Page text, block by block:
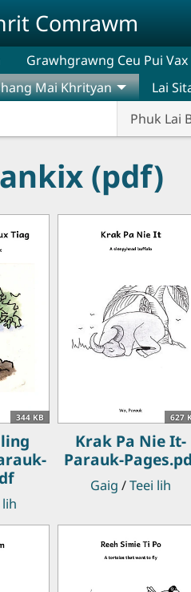
Comrawm
Grawhgrawng Ceu Pui Vax
Mai Khrityan
Phuk Lai
Lai
(pdf)
344 KB
lih
627
Krak Pa Nie It-
Parauk-
Gaig /Teei lih